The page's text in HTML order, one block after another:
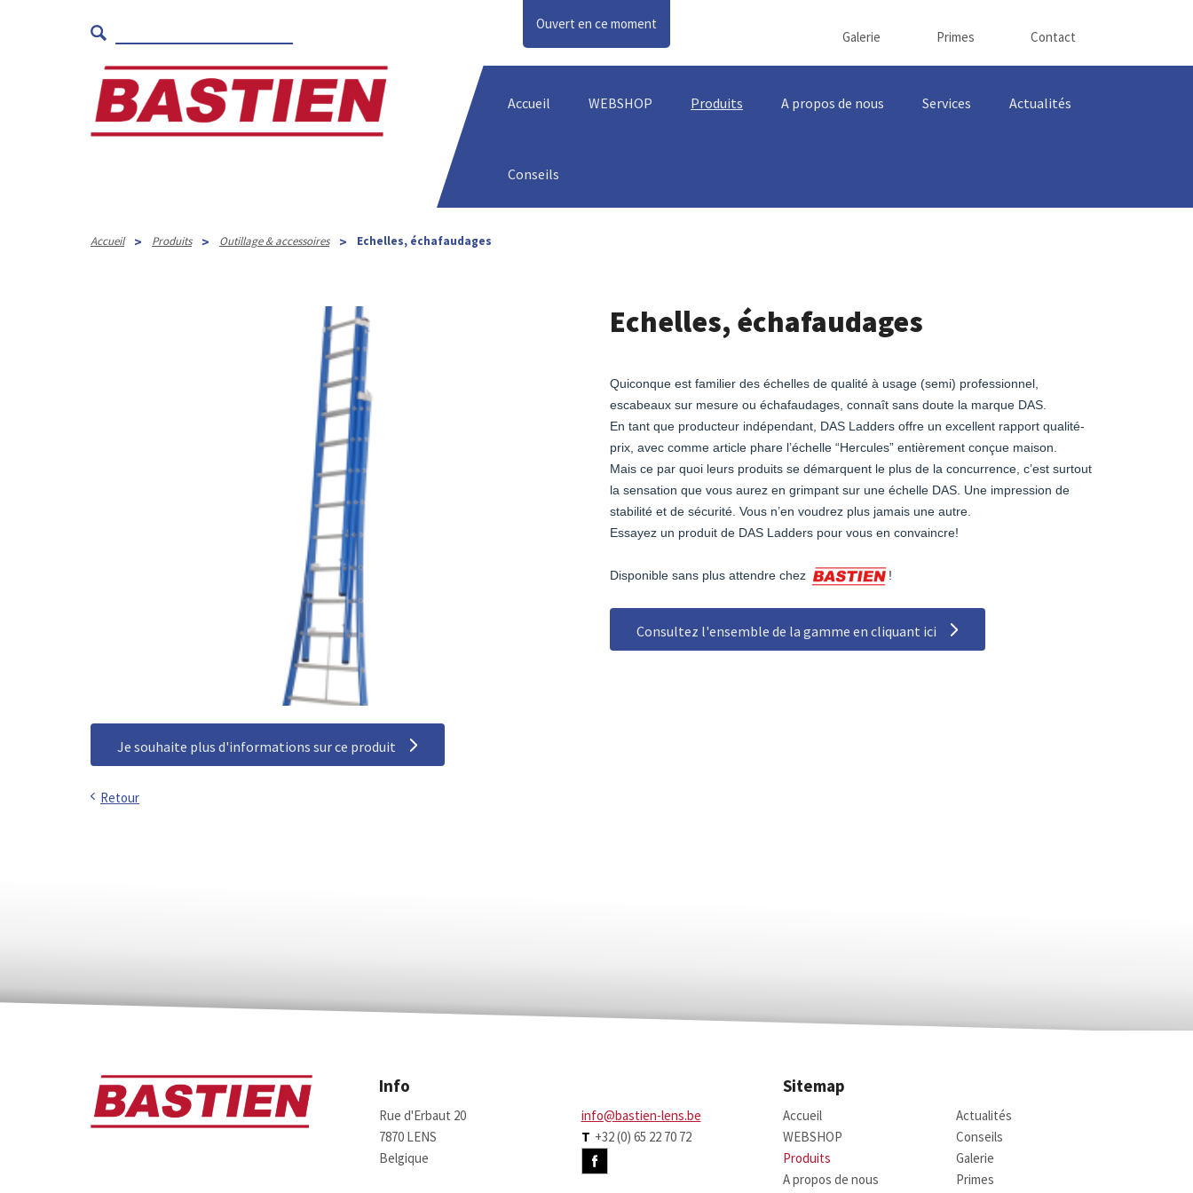
Ouvert en ce moment
Galerie Primes Contact
Accueil WEBSHOP Produits A propos de nous Services Actualités
Conseils
Accueil > Produits > Outillage & accessoires > Echelles, échafaudages
Echelles, échafaudages
Quiconque est familier des échelles de qualité à usage (semi) professionnel,
escabeaux sur mesure ou échafaudages, connaît sans doute la marque DAS.
En tant que producteur indépendant, DAS Ladders offre un excellent rapport qualité-
prix, avec comme article phare l’échelle “Hercules” entièrement conçue maison.
Mais ce par quoi leurs produits se démarquent le plus de la concurrence, c’est surtout
la sensation que vous aurez en grimpant sur une échelle DAS. Une impression de
stabilité et de sécurité. Vous n’en voudrez plus jamais une autre.
Essayez un produit de DAS Ladders pour vous en convaincre!
Disponible sans plus attendre chez !
Consultez l'ensemble de la gamme en cliquant ici
Je souhaite plus d'informations sur ce produit
Retour
Info
Rue d'Erbaut 20
7870 LENS
Belgique
info@bastien-lens.be
T +32 (0) 65 22 70 72
Sitemap
Accueil
WEBSHOP
Produits
A propos de nous
Actualités
Conseils
Galerie
Primes